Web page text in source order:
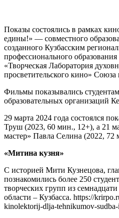
Показы состоялись в рамках
едины!» — совместного
созданного Кузбасским
профессионального
«Творческая Лаборатория
просветительского кино»
Фильмы показывались
образовательных организаций
29 марта 2024 года состоялся
Труш (2023, 60 мин., 12+), а 21
мастер» Павла Селина (2022, 72
«Митина кузня»
С историей Мити Кузнецова,
познакомились более 250
творческих групп из
области – Кузбасса. https://
kinolektorij-dlja-tehnikumov-